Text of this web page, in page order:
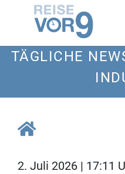
TÄGLICHE
2. Juli 2026 | 17:11